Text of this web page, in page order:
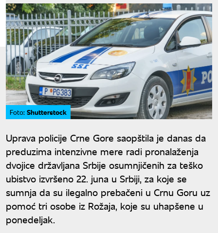
Foto: Shutterstock
Uprava policije Crne Gore saopštila je danas da
preduzima intenzivne mere radi pronalaženja
dvojice državljana Srbije osumnjičenih za teško
ubistvo izvršeno 22. juna u Srbiji, za koje se
sumnja da su ilegalno prebačeni u Crnu Goru uz
pomoć tri osobe iz Rožaja, koje su uhapšene u
ponedeljak.